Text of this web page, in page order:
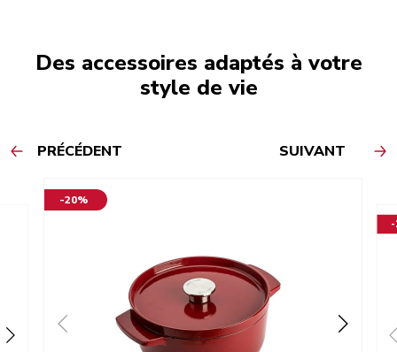
Des accessoires adaptés à votre
style de vie
PRÉCÉDENT SUIVANT
-20%
-